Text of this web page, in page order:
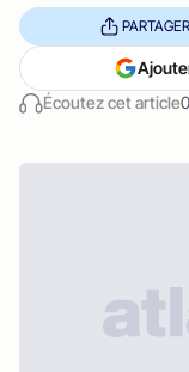
Écoutez cet article
PARTAGER